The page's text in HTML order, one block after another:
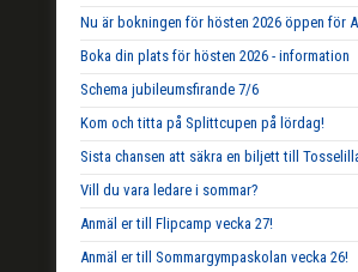
Nu är bokningen för hösten 2026 öppen för
Boka din plats för hösten 2026 - information
Schema jubileumsfirande 7/6
Kom och titta på Splittcupen på lördag!
Sista chansen att säkra en biljett till
Vill du vara ledare i sommar?
Anmäl er till Flipcamp vecka 27!
Anmäl er till Sommargympaskolan vecka 26!